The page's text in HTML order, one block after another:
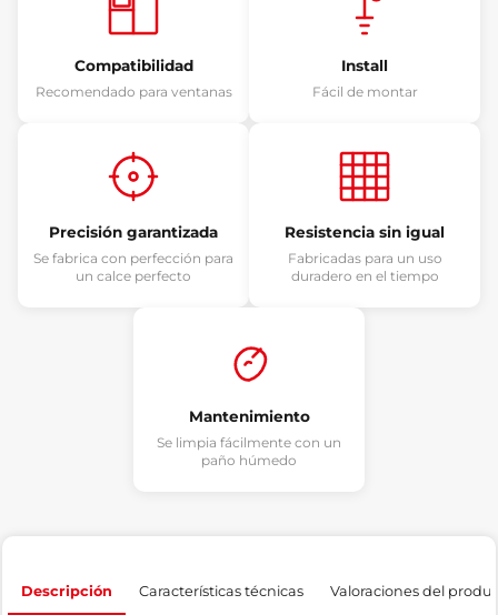
Compatibilidad
Recomendado para ventanas
Install
Fácil de montar
Precisión garantizada
Se fabrica con perfección para
un calce perfecto
Resistencia sin igual
Fabricadas para un uso
duradero en el tiempo
Mantenimiento
Se limpia fácilmente con un
paño húmedo
Descripción Características técnicas Valoraciones del